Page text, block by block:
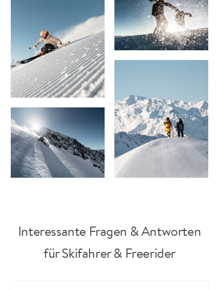
Interessante Fragen & Antworten
für Skifahrer & Freerider